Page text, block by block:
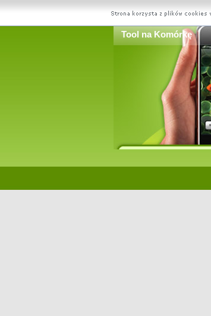
Tool na Komórkę